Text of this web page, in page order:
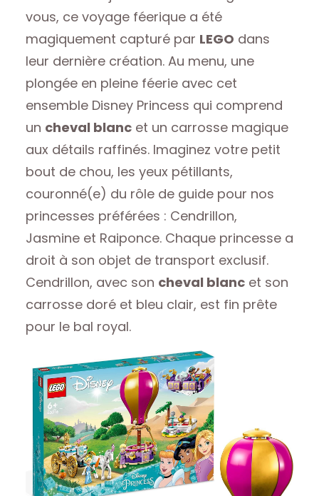
vous, ce voyage féerique a été
magiquement capturé par LEGO dans
leur dernière création. Au menu, une
plongée en pleine féerie avec cet
ensemble Disney Princess qui comprend
un cheval blanc et un carrosse magique
aux détails raffinés. Imaginez votre petit
bout de chou, les yeux pétillants,
couronné(e) du rôle de guide pour nos
princesses préférées : Cendrillon,
Jasmine et Raiponce. Chaque princesse a
droit à son objet de transport exclusif.
Cendrillon, avec son cheval blanc et son
carrosse doré et bleu clair, est fin prête
pour le bal royal.